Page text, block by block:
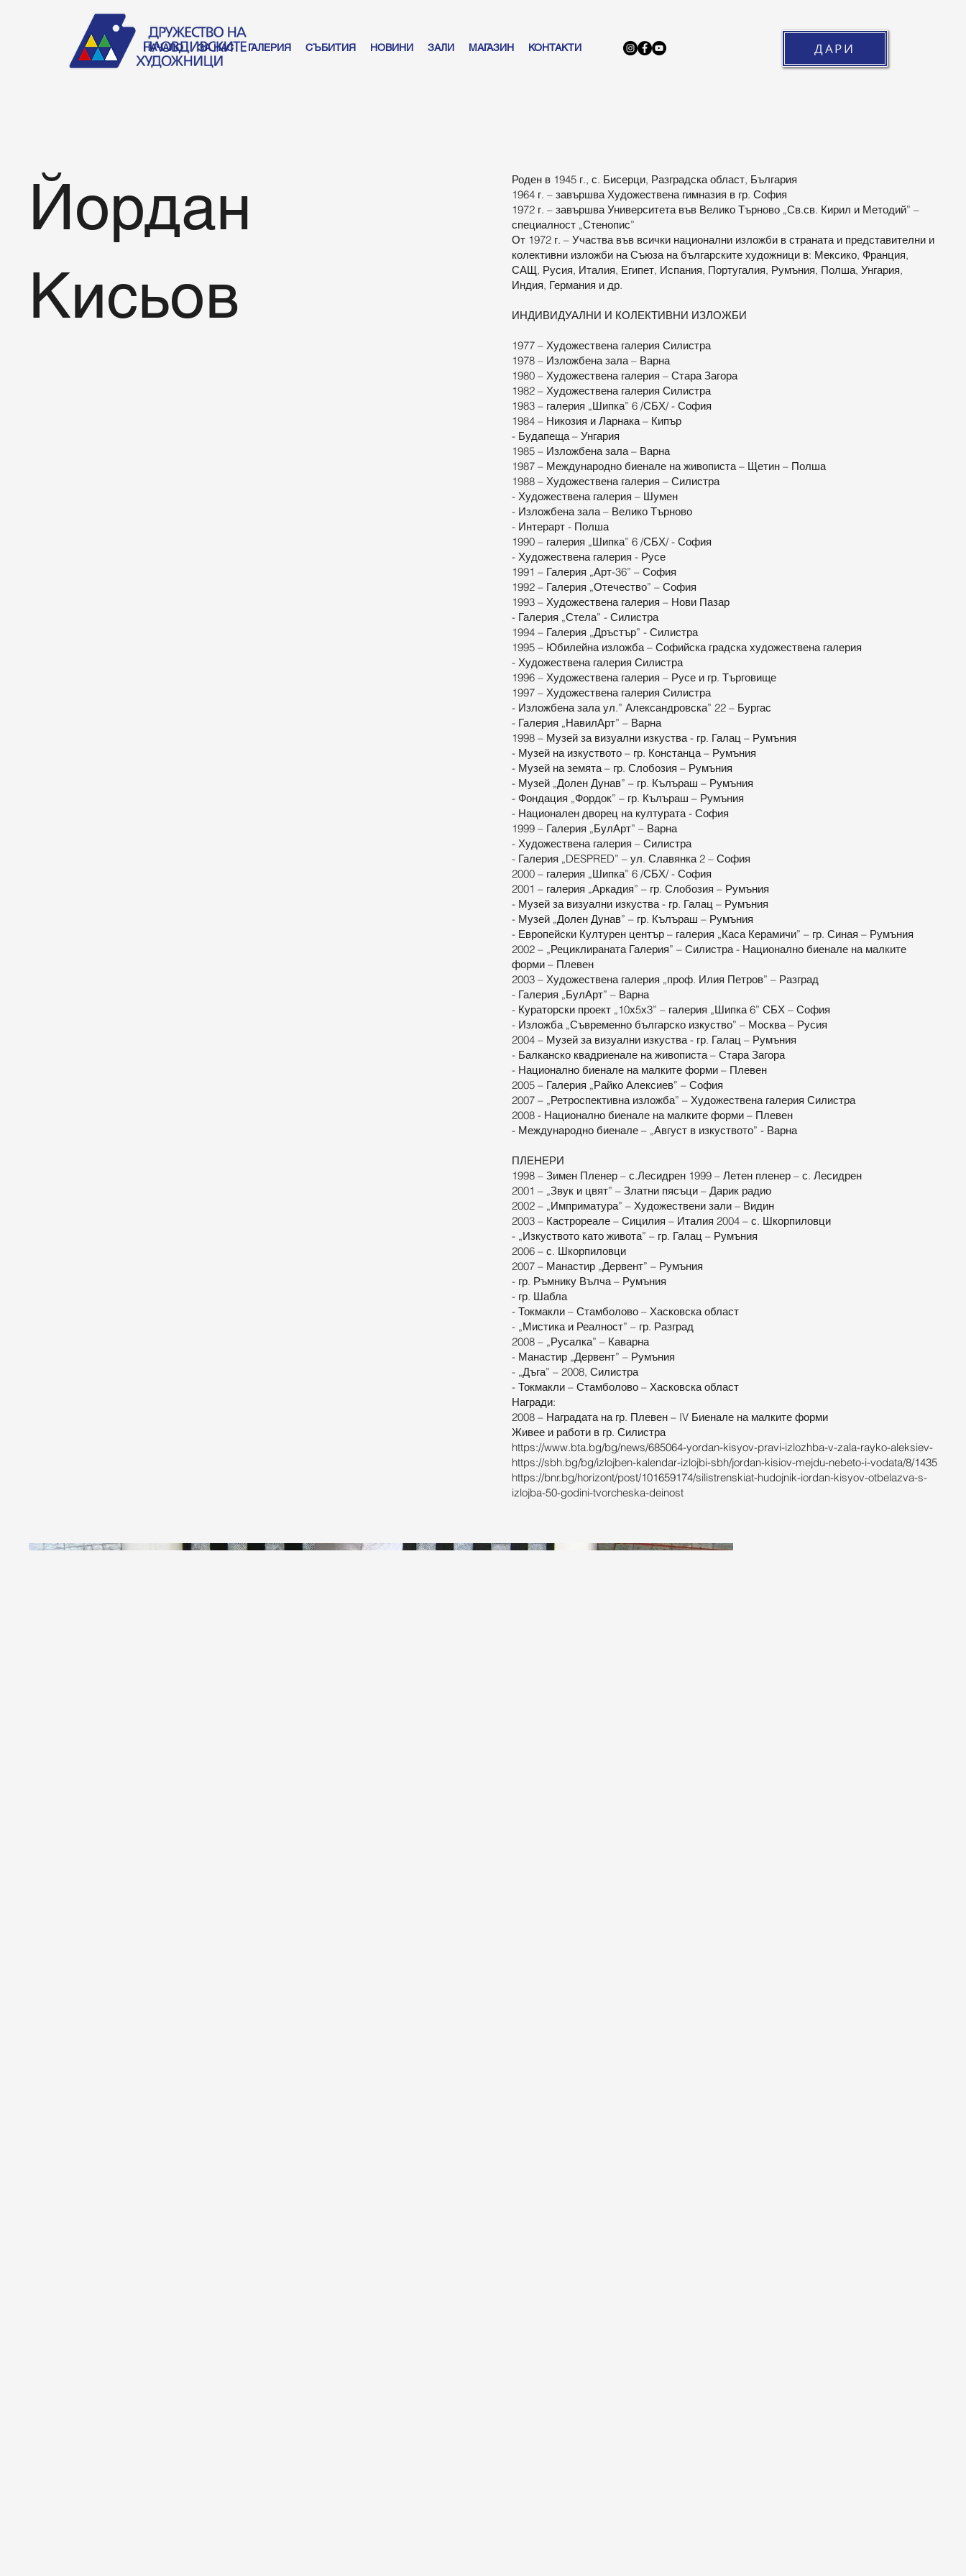
НАЧАЛО ЗА НАС ГАЛЕРИЯ СЪБИТИЯ НОВИНИ ЗАЛИ МАГАЗИН КОНТАКТИ ДАРИ
Йордан
Кисьов
Роден в 1945 г., с. Бисерци, Разградска област, България
1964 г. – завършва Художествена гимназия в гр. София
1972 г. – завършва Университета във Велико Търново „Св.св. Кирил и Методий” –
специалност „Стенопис”
От 1972 г. – Участва във всички национални изложби в страната и представителни и
колективни изложби на Съюза на българските художници в: Мексико, Франция,
САЩ, Русия, Италия, Египет, Испания, Португалия, Румъния, Полша, Унгария,
Индия, Германия и др.
ИНДИВИДУАЛНИ И КОЛЕКТИВНИ ИЗЛОЖБИ
1977 – Художествена галерия Силистра
1978 – Изложбена зала – Варна
1980 – Художествена галерия – Стара Загора
1982 – Художествена галерия Силистра
1983 – галерия „Шипка” 6 /СБХ/ - София
1984 – Никозия и Ларнака – Кипър
- Будапеща – Унгария
1985 – Изложбена зала – Варна
1987 – Международно биенале на живописта – Щетин – Полша
1988 – Художествена галерия – Силистра
- Художествена галерия – Шумен
- Изложбена зала – Велико Търново
- Интерарт - Полша
1990 – галерия „Шипка” 6 /СБХ/ - София
- Художествена галерия - Русе
1991 – Галерия „Арт-36” – София
1992 – Галерия „Отечество” – София
1993 – Художествена галерия – Нови Пазар
- Галерия „Стела” - Силистра
1994 – Галерия „Дръстър” - Силистра
1995 – Юбилейна изложба – Софийска градска художествена галерия
- Художествена галерия Силистра
1996 – Художествена галерия – Русе и гр. Търговище
1997 – Художествена галерия Силистра
- Изложбена зала ул.” Александровска” 22 – Бургас
- Галерия „НавилАрт” – Варна
1998 – Музей за визуални изкуства - гр. Галац – Румъния
- Музей на изкуството – гр. Констанца – Румъния
- Музей на земята – гр. Слобозия – Румъния
- Музей „Долен Дунав” – гр. Кълъраш – Румъния
- Фондация „Фордок” – гр. Кълъраш – Румъния
- Национален дворец на културата - София
1999 – Галерия „БулАрт” – Варна
- Художествена галерия – Силистра
- Галерия „DESPRED” – ул. Славянка 2 – София
2000 – галерия „Шипка” 6 /СБХ/ - София
2001 – галерия „Аркадия” – гр. Слобозия – Румъния
- Музей за визуални изкуства - гр. Галац – Румъния
- Музей „Долен Дунав” – гр. Кълъраш – Румъния
- Европейски Културен център – галерия „Каса Керамичи” – гр. Синая – Румъния
2002 – „Рециклираната Галерия” – Силистра - Национално биенале на малките
форми – Плевен
2003 – Художествена галерия „проф. Илия Петров” – Разград
- Галерия „БулАрт” – Варна
- Кураторски проект „10х5х3” – галерия „Шипка 6” СБХ – София
- Изложба „Съвременно българско изкуство” – Москва – Русия
2004 – Музей за визуални изкуства - гр. Галац – Румъния
- Балканско квадриенале на живописта – Стара Загора
- Национално биенале на малките форми – Плевен
2005 – Галерия „Райко Алексиев” – София
2007 – „Ретроспективна изложба” – Художествена галерия Силистра
2008 - Национално биенале на малките форми – Плевен
- Международно биенале – „Август в изкуството” - Варна
ПЛЕНЕРИ
1998 – Зимен Пленер – с.Лесидрен 1999 – Летен пленер – с. Лесидрен
2001 – „Звук и цвят” – Златни пясъци – Дарик радио
2002 – „Имприматура” – Художествени зали – Видин
2003 – Кастрореале – Сицилия – Италия 2004 – с. Шкорпиловци
- „Изкуството като живота” – гр. Галац – Румъния
2006 – с. Шкорпиловци
2007 – Манастир „Дервент” – Румъния
- гр. Ръмнику Вълча – Румъния
- гр. Шабла
- Токмакли – Стамболово – Хасковска област
- „Мистика и Реалност” – гр. Разград
2008 – „Русалка” – Каварна
- Манастир „Дервент” – Румъния
- „Дъга” – 2008, Силистра
- Токмакли – Стамболово – Хасковска област
Награди:
2008 – Наградата на гр. Плевен – IV Биенале на малките форми
Живее и работи в гр. Силистра
https://www.bta.bg/bg/news/685064-yordan-kisyov-pravi-izlozhba-v-zala-rayko-aleksiev-
https://sbh.bg/bg/izlojben-kalendar-izlojbi-sbh/jordan-kisiov-mejdu-nebeto-i-vodata/8/1435
https://bnr.bg/horizont/post/101659174/silistrenskiat-hudojnik-iordan-kisyov-otbelazva-s-
izlojba-50-godini-tvorcheska-deinost